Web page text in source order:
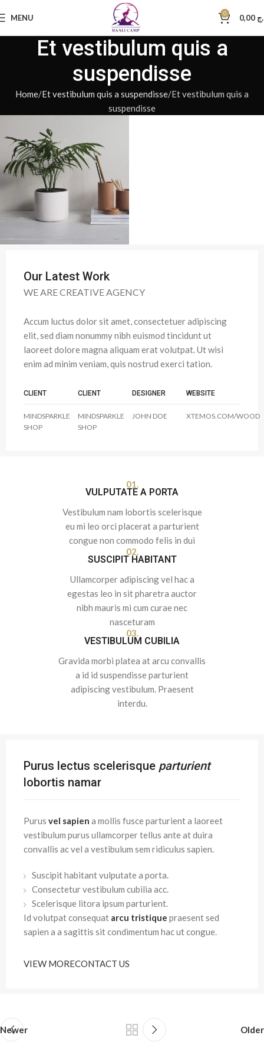
MENU 0
Et vestibulum quis a
suspendisse
Home Et vestibulum quis a suspendisse Et vestibulum quis a
suspendisse
Our Latest Work
WE ARE CREATIVE AGENCY
Accum luctus dolor sit amet, consectetuer adipiscing
elit, sed diam nonummy nibh euismod tincidunt ut
laoreet dolore magna aliquam erat volutpat. Ut wisi
enim ad minim veniam, quis nostrud exerci tation.
CLIENT
MINDSPARKLE
SHOP
CLIENT
MINDSPARKLE
SHOP
DESIGNER
JOHN DOE
WEBSITE
XTEMOS.COM/WOOD
01.
VULPUTATE A PORTA
Vestibulum nam lobortis scelerisque
eu mi leo orci placerat a parturient
congue non commodo felis in dui
02.
SUSCIPIT HABITANT
Ullamcorper adipiscing vel hac a
egestas leo in sit pharetra auctor
nibh mauris mi cum curae nec
nasceturam
03.
VESTIBULUM CUBILIA
Gravida morbi platea at arcu convallis
a id id suspendisse parturient
adipiscing vestibulum. Praesent
interdu.
Purus lectus scelerisque parturient
lobortis namar
Purus vel sapien a mollis fusce parturient a laoreet
vestibulum purus ullamcorper tellus ante at duira
convallis ac vel a vestibulum sem ridiculus sapien.
Suscipit habitant vulputate a porta.
Consectetur vestibulum cubilia acc.
Scelerisque litora ipsum parturient.
Id volutpat consequat arcu tristique praesent sed
sapien a a sagittis sit condimentum hac ut congue.
VIEW MORECONTACT US
Newer Older